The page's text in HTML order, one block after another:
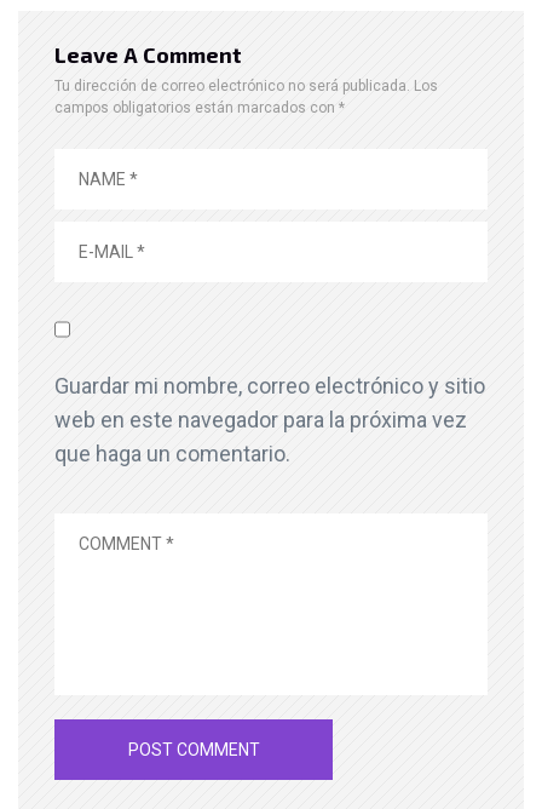
Leave A Comment
Tu dirección de correo electrónico no será publicada. Los
campos obligatorios están marcados con *
Guardar mi nombre, correo electrónico y sitio
web en este navegador para la próxima vez
que haga un comentario.